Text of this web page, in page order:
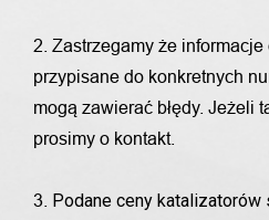
2. Zastrzegamy że
przypisane do konkretnych
mogą zawierać błędy. Jeżeli
prosimy o kontakt.
3. Podane ceny katalizatorów